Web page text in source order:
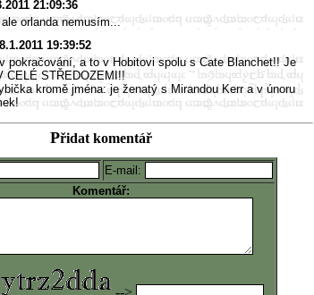
21:09:36
orlanda nemusím...
8.1.2011 19:39:52
pokračování, a to v Hobitovi spolu s Cate Blanchet!! Je
CELÉ STŘEDOZEMI!!
kromě jména: je ženatý s Mirandou Kerr a v únoru
Přidat komentář
E-mail:
Komentář:
-->